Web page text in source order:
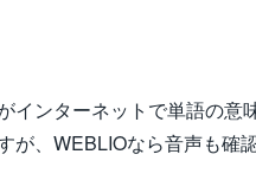
インターネットで単語の意
が、WEBLIOなら音声も確